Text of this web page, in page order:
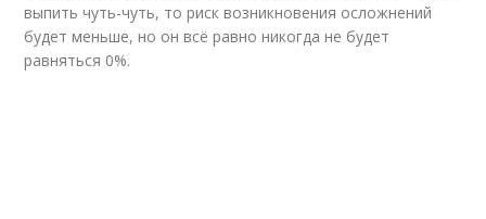
выпить чуть-чуть, то риск возникновения осложнений
будет меньше, но он всё равно никогда не будет
равняться 0%.